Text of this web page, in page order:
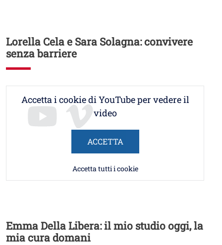
Lorella Cela e Sara Solagna: convivere
senza barriere
Accetta i cookie di YouTube per vedere il
video
ACCETTA
Accetta tutti i cookie
Emma Della Libera: il mio studio oggi, la
mia cura domani